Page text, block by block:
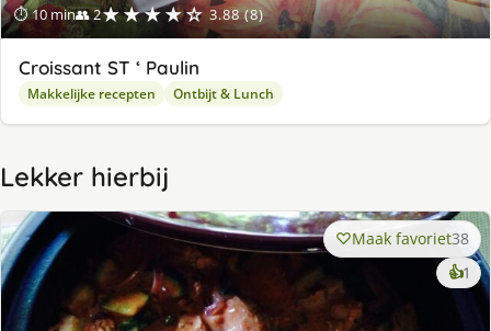
⏱ 10 min👥 2★★★★☆ 3.88 (8)
Croissant ST ‘ Paulin
Makkelijke recepten Ontbijt & Lunch
Lekker hierbij
Maak favoriet38
👍1